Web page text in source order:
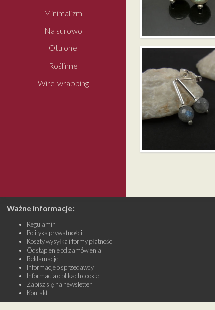
Minimalizm
Na surowo
Otulone
Roślinne
Wire-wrapping
Ważne informacje:
Regulamin
Polityka prywatności
Koszty wysyłka i formy płatności
Odstąpienie od zamówienia
Reklamacje
Informacje o sprzedawcy
Informacja o plikach cookie
Zapisz się na newsletter
Kontakt